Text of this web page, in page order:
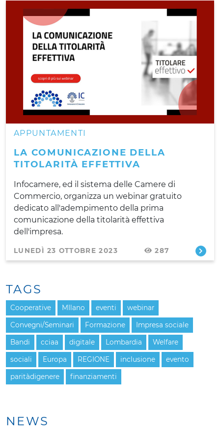
APPUNTAMENTI
LA COMUNICAZIONE DELLA
TITOLARITÀ EFFETTIVA
Infocamere, ed il sistema delle Camere di
Commercio, organizza un webinar gratuito
dedicato all'adempimento della prima
comunicazione della titolarità effettiva
dell'impresa.
LUNEDÌ 23 OTTOBRE 2023 287
NEWS
TAGS
Cooperative MIlano eventi webinar
Convegni/Seminari Formazione Impresa sociale
Bandi cciaa digitale Lombardia Welfare
sociali Europa REGIONE inclusione evento
paritàdigenere finanziamenti